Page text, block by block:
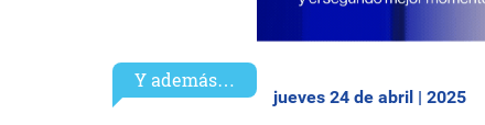
Y además…
jueves 24 de abril | 2025